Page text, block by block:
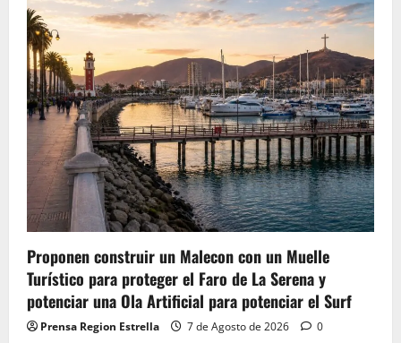
Proponen construir un Malecon con un Muelle
Turístico para proteger el Faro de La Serena y
potenciar una Ola Artificial para potenciar el Surf
Prensa Region Estrella 7 de Agosto de 2026 0